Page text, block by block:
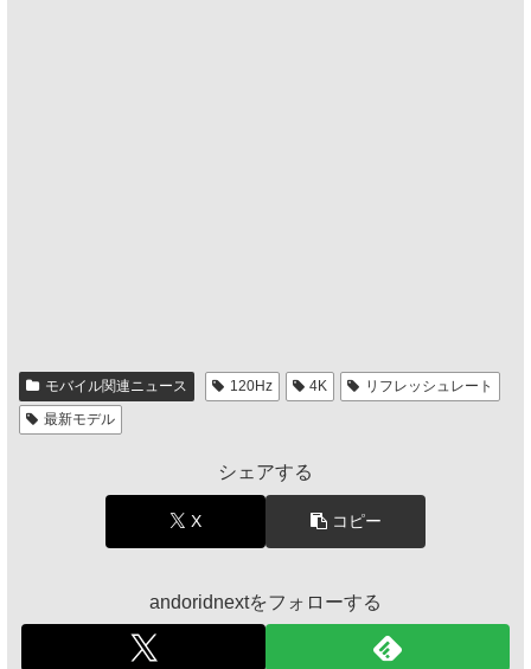
モバイル関連ニュース 120Hz 4K
リフレッシュレート
最新モデル
シェアする
X コピー
andoridnextをフォローする